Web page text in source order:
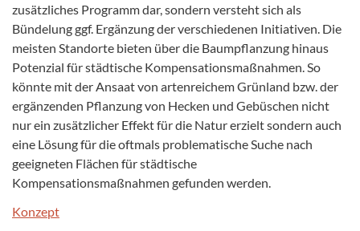
zusätzliches Programm dar, sondern versteht sich als
Bündelung ggf. Ergänzung der verschiedenen Initiativen. Die
meisten Standorte bieten über die Baumpflanzung hinaus
Potenzial für städtische Kompensationsmaßnahmen. So
könnte mit der Ansaat von artenreichem Grünland bzw. der
ergänzenden Pflanzung von Hecken und Gebüschen nicht
nur ein zusätzlicher Effekt für die Natur erzielt sondern auch
eine Lösung für die oftmals problematische Suche nach
geeigneten Flächen für städtische
Kompensationsmaßnahmen gefunden werden.
Konzept